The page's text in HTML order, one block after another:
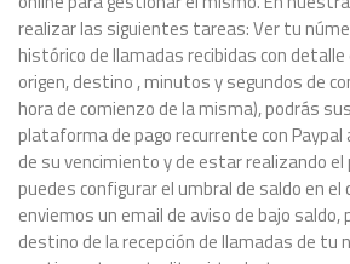
realizar las siguientes tareas: Ver tu
histórico de llamadas recibidas con
origen, destino , minutos y segundos de
hora de comienzo de la misma), podrás
plataforma de pago recurrente con
de su vencimiento y de estar realizando
puedes configurar el umbral de saldo en
enviemos un email de aviso de bajo saldo,
destino de la recepción de llamadas de tu